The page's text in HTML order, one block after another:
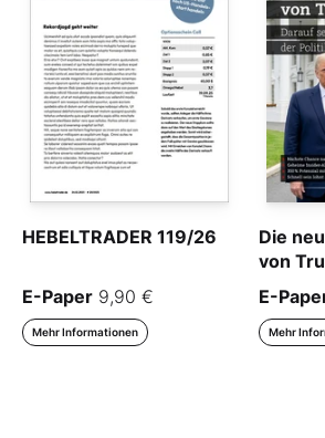
HEBELTRADER 119/26
E-Paper 9,90 €
Mehr Informationen
Die
von
E-
Mehr